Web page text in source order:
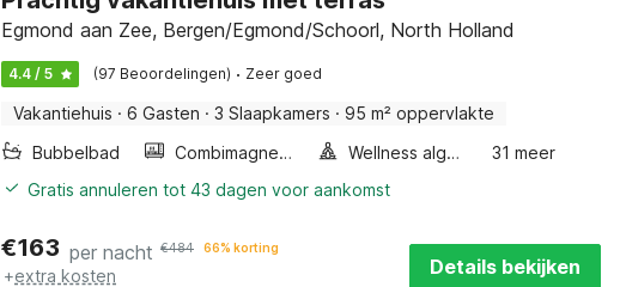
Egmond aan Zee, Bergen/Egmond/Schoorl, North Holland
4.4 / 5 (97 Beoordelingen) · Zeer goed
Vakantiehuis · 6 Gasten · 3 Slaapkamers · 95 m² oppervlakte
Bubbelbad
Combimagnetron Wellness algemeen
31 meer
Gratis annuleren tot 43 dagen voor aankomst
€163 per nacht €484 66% korting
+extra kosten Details bekijken